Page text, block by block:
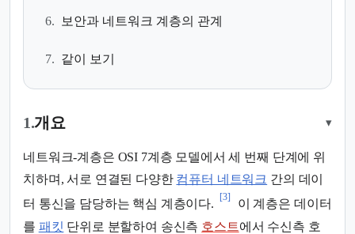
6. 보안과 네트워크 계층의 관계
7. 같이 보기
1.개요 ▾
네트워크-계층은 OSI 7계층 모델에서 세 번째 단계에 위
치하며, 서로 연결된 다양한 컴퓨터 네트워크 간의 데이
터 통신을 담당하는 핵심 계층이다.
[3]
이 계층은 데이터
를 패킷 단위로 분할하여 송신측 호스트에서 수신측 호